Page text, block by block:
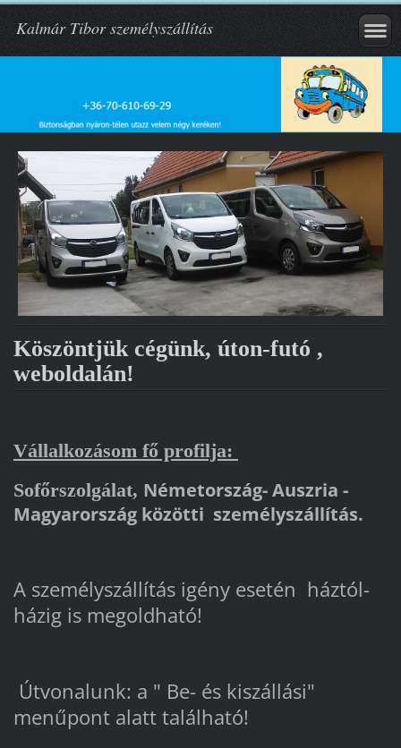
Kalmár Tibor személyszállítás
Köszöntjük cégünk, úton-futó ,
weboldalán!
Vállalkozásom fő profilja:
Sofőrszolgálat, Németország- Auszria -
Magyarország közötti személyszállítás.
A személyszállítás igény esetén háztól-
házig is megoldható!
Útvonalunk: a " Be- és kiszállási"
menűpont alatt található!